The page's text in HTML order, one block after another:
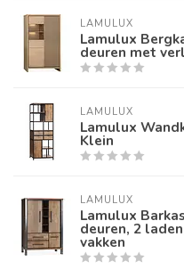
LAMULUX
Lamulux
deuren met
LAMULUX
Lamulux
Klein
LAMULUX
Lamulux
deuren, 2
vakken